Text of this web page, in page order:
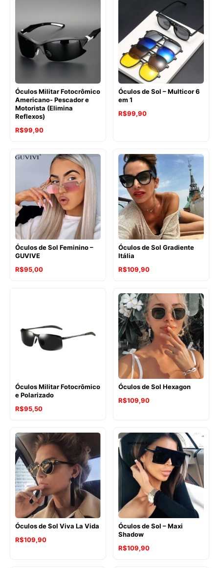
Óculos Militar Fotocrômico
Americano- Pescador e
Motorista (Elimina
Reflexos)
R$99,90
Óculos de Sol – Multicor 6
em 1
R$99,90
Óculos de Sol Feminino –
GUVIVE
R$95,00
Óculos de Sol Gradiente
Itália
R$109,90
Óculos Militar Fotocrômico
e Polarizado
R$95,50
Óculos de Sol Hexagon
R$109,90
Óculos de Sol Viva La Vida
R$109,90
Óculos de Sol – Maxi
Shadow
R$109,90